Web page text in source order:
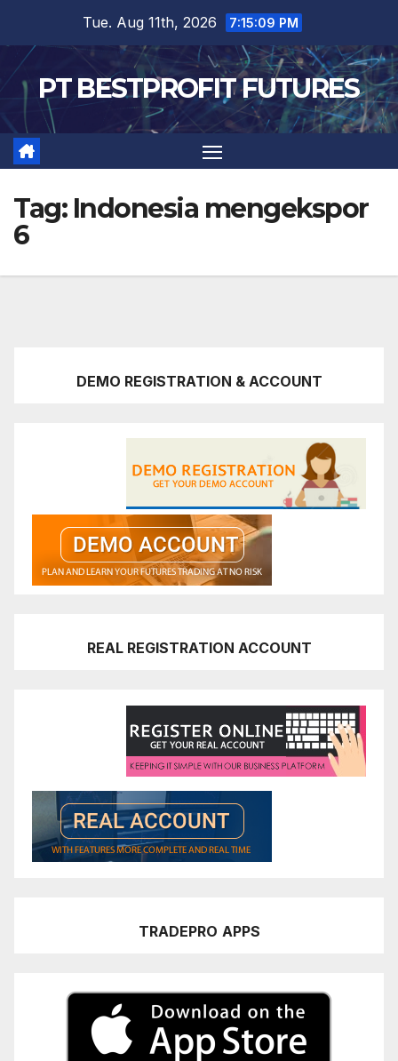
content
Tue. Aug 11th, 2026 7:15:11 PM
PT BESTPROFIT FUTURES
Tag: Indonesia mengekspor
6
DEMO REGISTRATION & ACCOUNT
REAL REGISTRATION ACCOUNT
TRADEPRO APPS